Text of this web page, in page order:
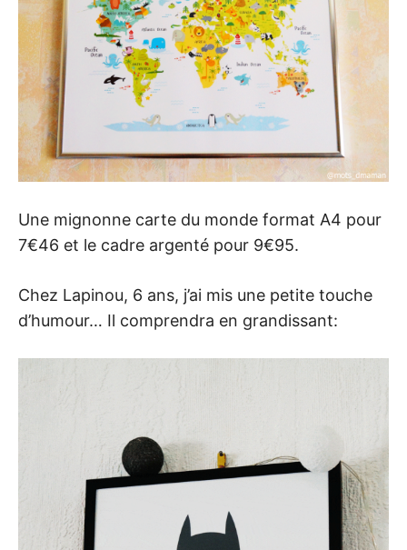
Une mignonne carte du monde format A4 pour
7€46 et le cadre argenté pour 9€95.
Chez Lapinou, 6 ans, j’ai mis une petite touche
d’humour… Il comprendra en grandissant: